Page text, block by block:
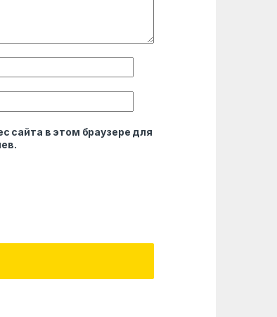
сайта в этом браузере для